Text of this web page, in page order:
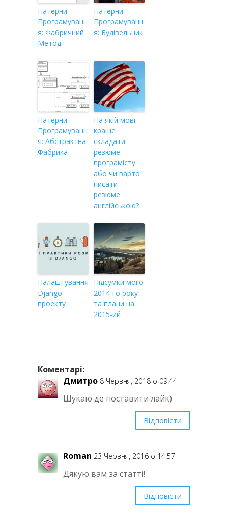
Патерни
Програмуванн
я: Фабричний
Метод
Патерни
Програмуванн
я: Будівельник
Патерни
Програмуванн
я: Абстрактна
Фабрика
На якій мові
краще
складати
резюме
програмісту
або чи варто
писати
резюме
англійською?
Налаштування
Django
проекту
Підсумки мого
2014-го року
та плани на
2015-ий
Коментарі:
Дмитро 8 Червня, 2018 о 09:44
Шукаю де поставити лайк)
Відповісти
Roman 23 Червня, 2016 о 14:57
Дякую вам за статті!
Відповісти